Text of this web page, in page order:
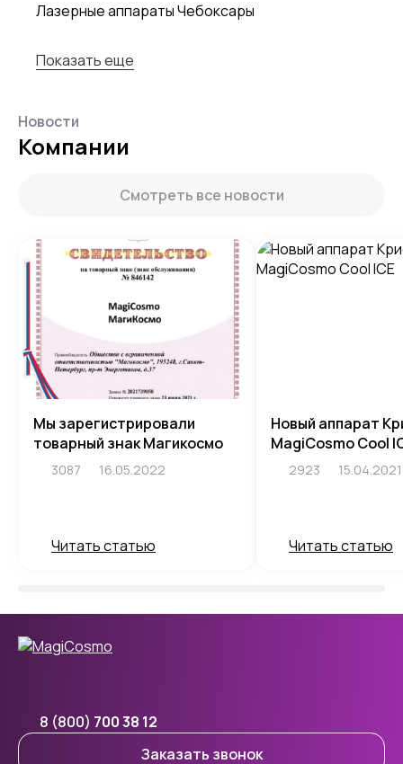
Лазерные аппараты Чебоксары
Показать еще
Новости
Компании
Смотреть все новости
Мы зарегистрировали
товарный знак Магикосмо
3087 16.05.2022
Читать статью
Новый аппарат
MagiCosmo Cool
2923 15.04.2021
Читать статью
8 (800) 700 38 12
Заказать звонок